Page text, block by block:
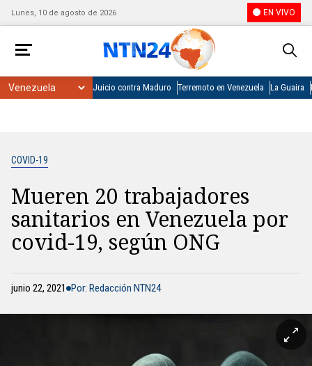
Lunes, 10 de agosto de 2026 EN VIVO
Juicio contra Maduro Terremoto en Venezuela La Guaira
COVID-19
Mueren 20 trabajadores
sanitarios en Venezuela por
covid-19, según ONG
junio 22, 2021 Por: Redacción NTN24